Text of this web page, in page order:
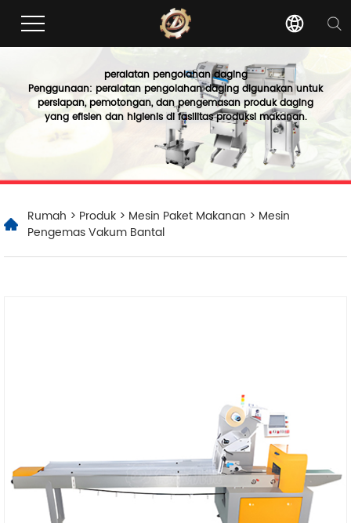
peralatan pengolahan daging
Penggunaan: peralatan pengolahan daging digunakan untuk
persiapan, pemotongan, dan pengemasan produk daging
yang efisien dan higienis di fasilitas produksi makanan.
Rumah > Produk > Mesin Paket Makanan > Mesin
Pengemas Vakum Bantal